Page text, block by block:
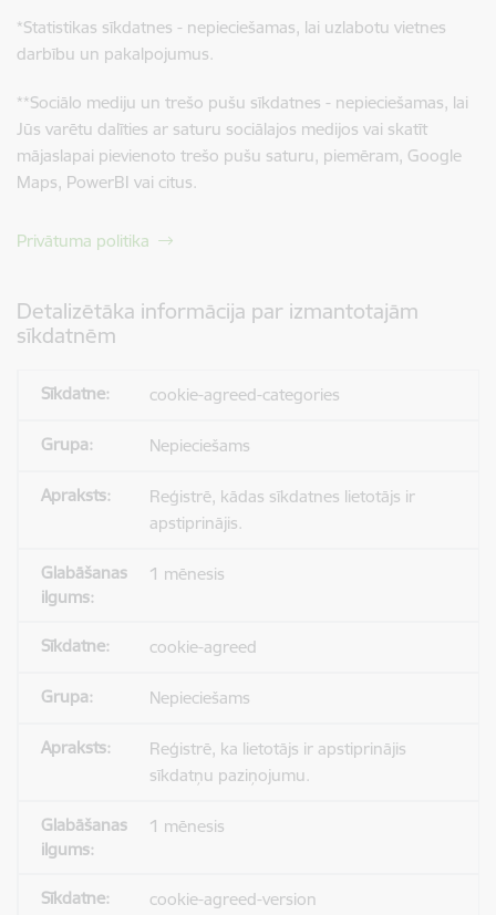
*Statistikas sīkdatnes - nepieciešamas, lai uzlabotu vietnes
darbību un pakalpojumus.
**Sociālo mediju un trešo pušu sīkdatnes - nepieciešamas, lai
Jūs varētu dalīties ar saturu sociālajos medijos vai skatīt
mājaslapai pievienoto trešo pušu saturu, piemēram, Google
Maps, PowerBI vai citus.
Privātuma politika
Detalizētāka informācija par izmantotajām
sīkdatnēm
cookie-agreed-categories
Nepieciešams
Reģistrē, kādas sīkdatnes lietotājs ir
apstiprinājis.
1 mēnesis
cookie-agreed
Nepieciešams
Reģistrē, ka lietotājs ir apstiprinājis
sīkdatņu paziņojumu.
1 mēnesis
cookie-agreed-version